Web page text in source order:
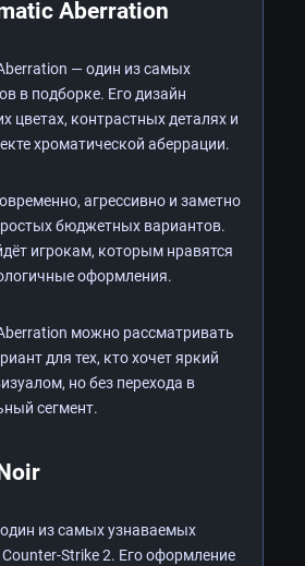
Aberration
— один из самых
в подборке. Его дизайн
цветах, контрастных деталях и
хроматической аберрации.
агрессивно и заметно
бюджетных вариантов.
игрокам, которым нравятся
оформления.
можно рассматривать
для тех, кто хочет яркий
но без перехода в
сегмент.
из самых узнаваемых
Strike 2. Его оформление